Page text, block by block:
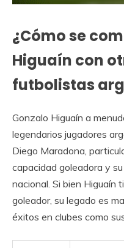
¿Cómo se
Higuaín con
futbolistas
Gonzalo Higuaín a
legendarios jugadores
Diego Maradona,
capacidad goleadora y
nacional. Si bien Higuaín
goleador, su legado es
éxitos en clubes como